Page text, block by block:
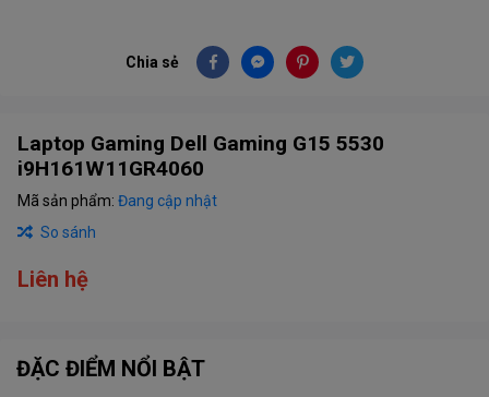
Chia sẻ
Laptop Gaming Dell Gaming G15 5530
i9H161W11GR4060
Mã sản phẩm: Đang cập nhật
So sánh
Liên hệ
ĐẶC ĐIỂM NỔI BẬT